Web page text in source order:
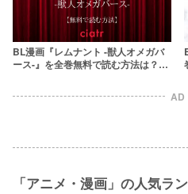
BL漫画『レムナント -獣人オメガバ
ース-』を全巻無料で読む方法は？最
AD
「アニメ・漫画」の人気ラ